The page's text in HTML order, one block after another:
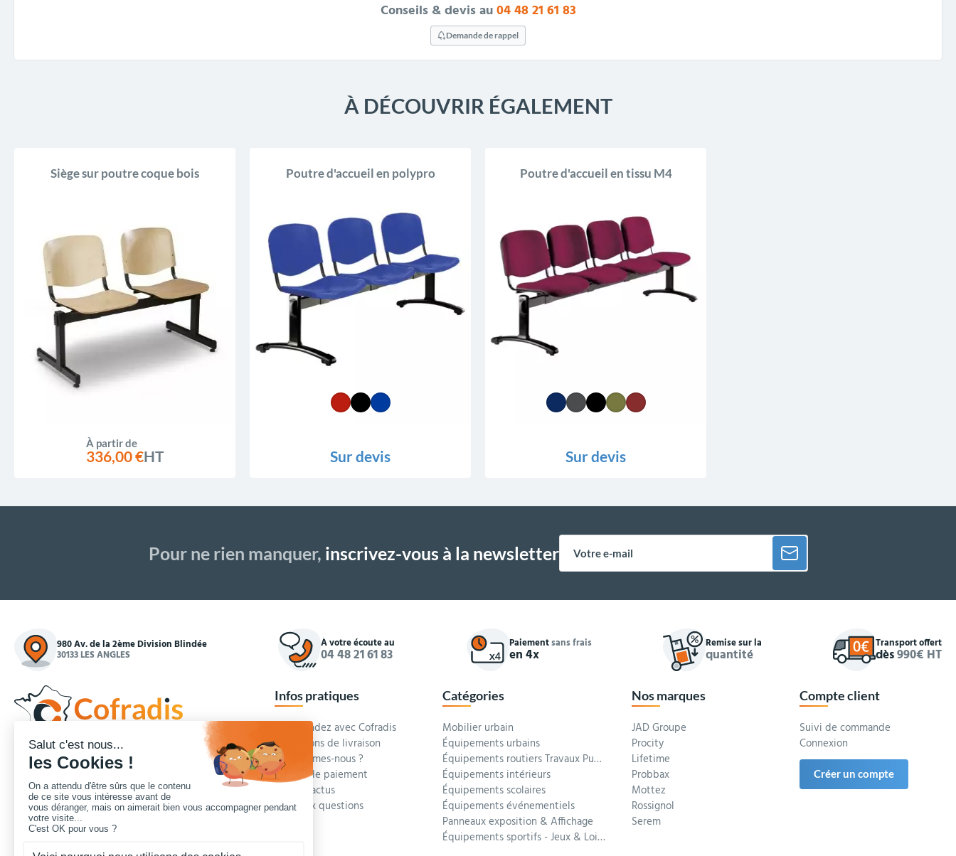
Conseils & devis au04 48 21 61 83
Demande de rappel
À DÉCOUVRIR ÉGALEMENT
Siège sur poutre coque bois
À partir de
336,00 €HT
Poutre d'accueil en polypro
Sur devis
Poutre d'accueil en tissu M4
Sur devis
Pour ne rien manquer, inscrivez-vous à la newsletter
980 Av. de la 2ème Division Blindée
30133 LES ANGLES
À votre écoute au
04 48 21 61 83
Paiementsans frais
en 4x
Remise sur la
quantité
Transport offert
dès990€ HT
Concepteur et fournisseur de mobilier urbain,
Cofradis répond aux besoins d'équipements des
services des collectivités locales, des entreprises
de travaux publics, lycées, écoles.
Nous contacter
Infos pratiques
Commandez avec Cofradis
Conditions de livraison
Qui sommes-nous ?
Modes de paiement
Blog et actus
Foire aux questions
Catégories
Mobilier urbain
Équipements urbains
Équipements routiers Travaux Publics
Équipements intérieurs
Équipements scolaires
Équipements événementiels
Panneaux exposition & Affichage
Équipements sportifs - Jeux & Loisirs
Nos marques
JAD Groupe
Procity
Lifetime
Probbax
Mottez
Rossignol
Serem
Compte client
Suivi de commande
Connexion
Créer un compte